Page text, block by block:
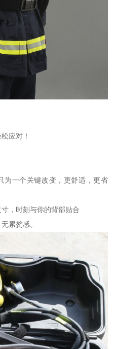
应对！
为一个关键改变，更舒适，更省
，时刻与你的背部贴合
累赘感。